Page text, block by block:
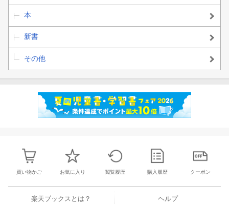
本
新書
その他
買い物かご お気に入り 閲覧履歴 購入履歴 クーポン
楽天ブックスとは？ ヘルプ